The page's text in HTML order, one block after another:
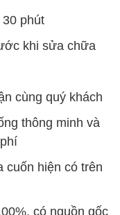
phút
khi sửa chữa
cùng quý khách
thông minh và
cuốn hiện có trên
có nguồn gốc